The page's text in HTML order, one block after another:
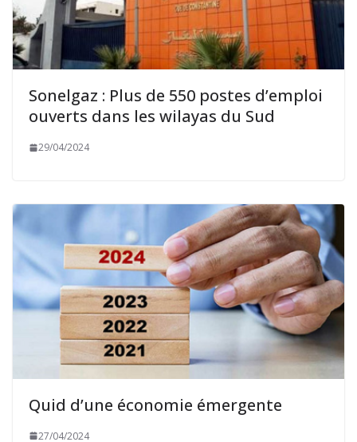
Sonelgaz : Plus de 550 postes d’emploi
ouverts dans les wilayas du Sud
29/04/2024
Quid d’une économie émergente
27/04/2024